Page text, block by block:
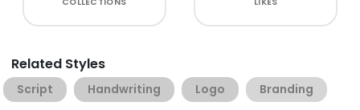
Related Styles
Script Handwriting Logo Branding